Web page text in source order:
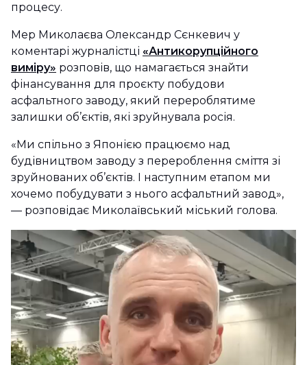
процесу.
Мер Миколаєва Олександр Сєнкевич у
коментарі журналістці «Антикорупційного
виміру» розповів, що намагається знайти
фінансування для проєкту побудови
асфальтного заводу, який перероблятиме
залишки об’єктів, які зруйнувала росія.
«Ми спільно з Японією працюємо над
будівництвом заводу з перероблення сміття зі
зруйнованих об’єктів. І наступним етапом ми
хочемо побудувати з нього асфальтний завод»,
— розповідає Миколаївський міський голова.